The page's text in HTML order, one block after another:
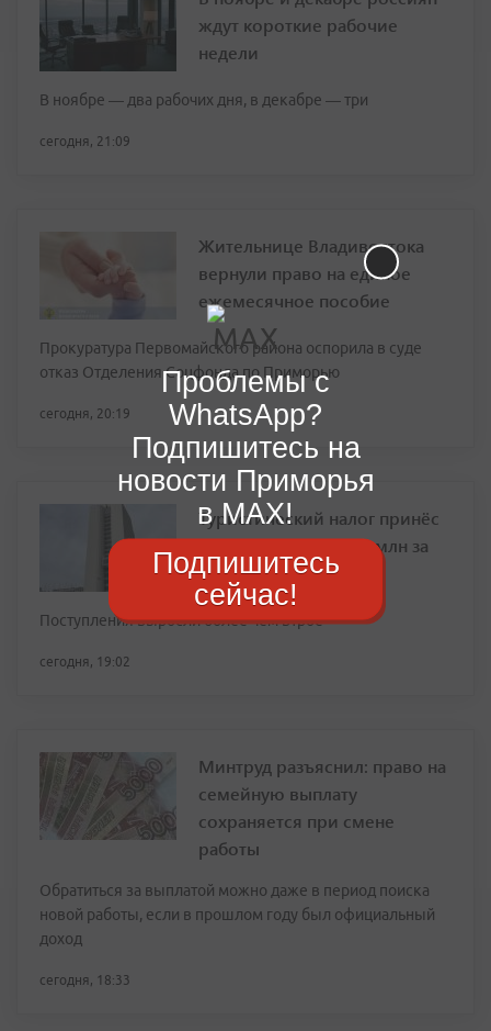
ждут короткие рабочие
недели
В ноябре — два рабочих дня, в декабре — три
сегодня, 21:09
Жительнице Владивостока
вернули право на единое
ежемесячное пособие
Прокуратура Первомайского района оспорила в суде
отказ Отделения Соцфонда по Приморью
сегодня, 20:19
Туристический налог принёс
Приморью почти 43 млн за
полгода
Поступления выросли более чем втрое
сегодня, 19:02
Минтруд разъяснил: право на
семейную выплату
сохраняется при смене
работы
Обратиться за выплатой можно даже в период поиска
новой работы, если в прошлом году был официальный
доход
сегодня, 18:33
Проблемы с
WhatsApp?
Подпишитесь на
новости Приморья
в MAX!
Подпишитесь
сейчас!